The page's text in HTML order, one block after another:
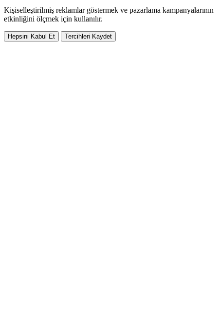
Kişiselleştirilmiş reklamlar göstermek ve pazarlama kampanyalarının
etkinliğini ölçmek için kullanılır.
Hepsini Kabul Et Tercihleri Kaydet